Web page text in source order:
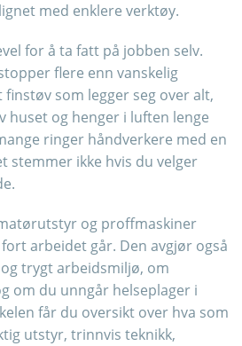
med enklere verktøy.
for å ta fatt på jobben selv.
flere enn vanskelig
som legger seg over alt,
huset og henger i luften lenge
ringer håndverkere med en
stemmer ikke hvis du velger
og proffmaskiner
arbeidet går. Den avgjør også
trygt arbeidsmiljø, om
om du unngår helseplager i
får du oversikt over hva som
utstyr, trinnvis teknikk,